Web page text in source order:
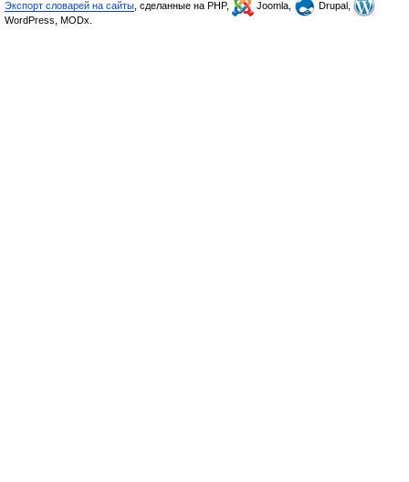
Экспорт словарей на сайты , сделанные на PHP, Joomla,
Drupal,
WordPress, MODx.